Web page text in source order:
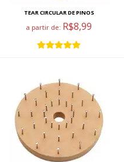
TEAR CIRCULAR DE PINOS
a partir de: R$8,99